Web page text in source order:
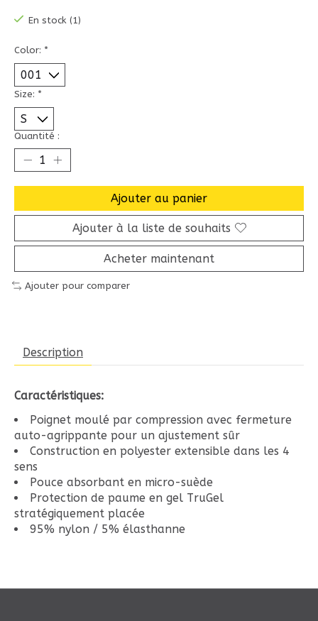
En stock (1)
Color: *
Size: *
Quantité :
Ajouter au panier
Ajouter à la liste de souhaits
Acheter maintenant
Ajouter pour comparer
Description
Caractéristiques:
Poignet moulé par compression avec fermeture
auto-agrippante pour un ajustement sûr
Construction en polyester extensible dans les 4
sens
Pouce absorbant en micro-suède
Protection de paume en gel TruGel
stratégiquement placée
95% nylon / 5% élasthanne